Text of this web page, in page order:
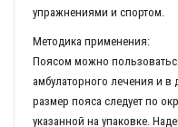
упражнениями и спортом.
Методика применения:
Поясом можно
амбулаторного лечения и
размер пояса следует по
указанной на упаковке.